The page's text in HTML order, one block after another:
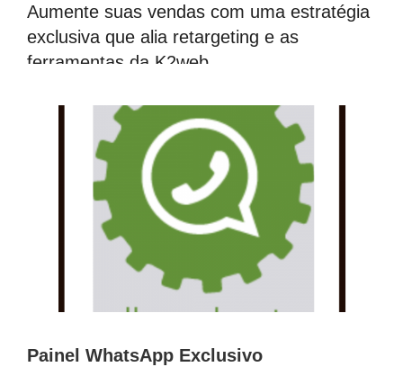
Aumente suas vendas com uma estratégia
exclusiva que alia retargeting e as
ferramentas da K2web.
Painel WhatsApp Exclusivo